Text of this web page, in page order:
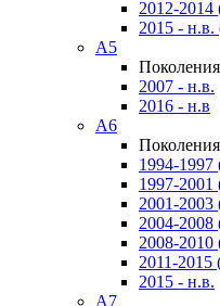
2012-2014
2015 - н.в.
A5
2007 - н.в.
2016 - н.в
A6
1994-
1997-2001
2001-2003
2004-2008
2008-2010
2011-2015
2015 - н.в.
A7